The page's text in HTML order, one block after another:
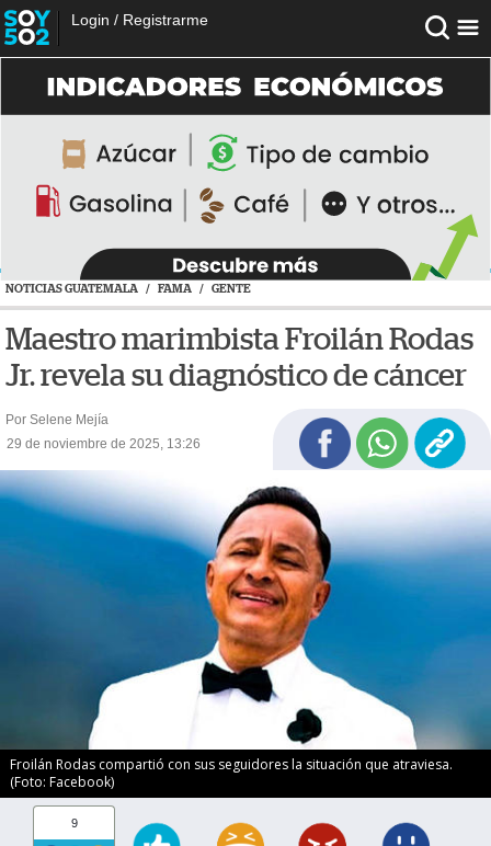
Login / Registrarme
NOTICIAS GUATEMALA / FAMA / GENTE
Maestro marimbista Froilán Rodas
Jr. revela su diagnóstico de cáncer
Por Selene Mejía
29 de noviembre de 2025, 13:26
Froilán Rodas compartió con sus seguidores la situación que atraviesa.
(Foto: Facebook)
9